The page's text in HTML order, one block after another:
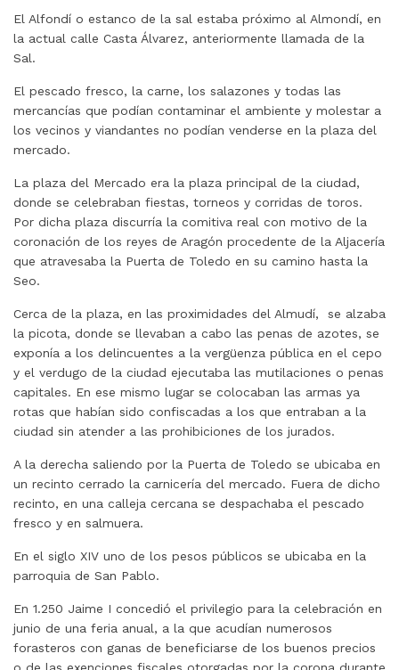
El Alfondí o estanco de la sal estaba próximo al Almondí, en
la actual calle Casta Álvarez, anteriormente llamada de la
Sal.
El pescado fresco, la carne, los salazones y todas las
mercancías que podían contaminar el ambiente y molestar a
los vecinos y viandantes no podían venderse en la plaza del
mercado.
La plaza del Mercado era la plaza principal de la ciudad,
donde se celebraban fiestas, torneos y corridas de toros.
Por dicha plaza discurría la comitiva real con motivo de la
coronación de los reyes de Aragón procedente de la Aljacería
que atravesaba la Puerta de Toledo en su camino hasta la
Seo.
Cerca de la plaza, en las proximidades del Almudí, se alzaba
la picota, donde se llevaban a cabo las penas de azotes, se
exponía a los delincuentes a la vergüenza pública en el cepo
y el verdugo de la ciudad ejecutaba las mutilaciones o penas
capitales. En ese mismo lugar se colocaban las armas ya
rotas que habían sido confiscadas a los que entraban a la
ciudad sin atender a las prohibiciones de los jurados.
A la derecha saliendo por la Puerta de Toledo se ubicaba en
un recinto cerrado la carnicería del mercado. Fuera de dicho
recinto, en una calleja cercana se despachaba el pescado
fresco y en salmuera.
En el siglo XIV uno de los pesos públicos se ubicaba en la
parroquia de San Pablo.
En 1.250 Jaime I concedió el privilegio para la celebración en
junio de una feria anual, a la que acudían numerosos
forasteros con ganas de beneficiarse de los buenos precios